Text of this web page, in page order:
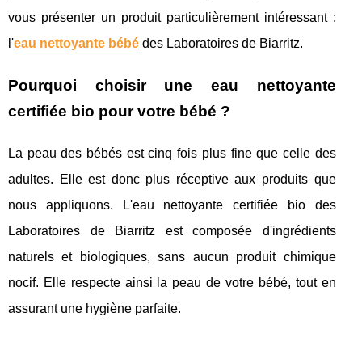
vous présenter un produit particulièrement intéressant :
l'eau nettoyante bébé des Laboratoires de Biarritz.
Pourquoi choisir une eau nettoyante
certifiée bio pour votre bébé ?
La peau des bébés est cinq fois plus fine que celle des
adultes. Elle est donc plus réceptive aux produits que
nous appliquons. L'eau nettoyante certifiée bio des
Laboratoires de Biarritz est composée d'ingrédients
naturels et biologiques, sans aucun produit chimique
nocif. Elle respecte ainsi la peau de votre bébé, tout en
assurant une hygiène parfaite.